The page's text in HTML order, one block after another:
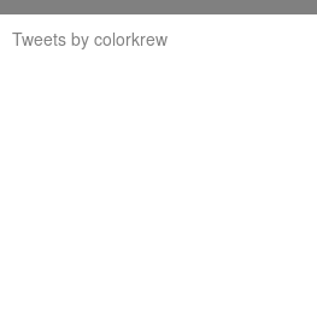
Tweets by colorkrew